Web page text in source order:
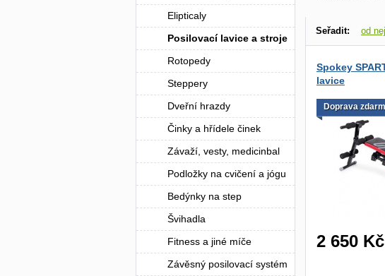
Seřadit: od
Spokey
lavice
Doprava
2 650 Kč
Elipticaly
Posilovací lavice a stroje
Rotopedy
Steppery
Dveřní hrazdy
Činky a hřídele činek
Závaží, vesty, medicinbal
Podložky na cvičení a jógu
Bedýnky na step
Švihadla
Fitness a jiné míče
Závěsný posilovací systém